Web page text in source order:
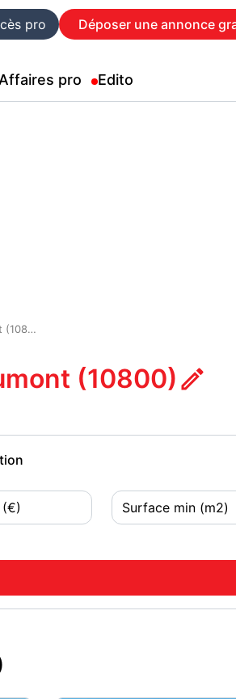
pro Déposer une annonce
Affaires pro Edito
Immobilier Les Bordes-Aumont (10800)
(10800)